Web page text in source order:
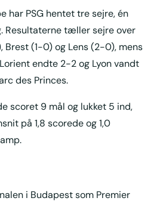
har PSG hentet tre sejre, én
Resultaterne tæller sejre over
(1-0) og Lens (2-0), mens
endte 2-2 og Lyon vandt
des Princes.
scoret 9 mål og lukket 5 ind,
på 1,8 scorede og 1,0
i Budapest som Premier